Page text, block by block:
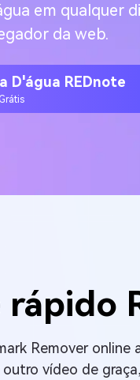
em qualquer
da web.
D'água REDnote
rápido
Remover
vídeo de